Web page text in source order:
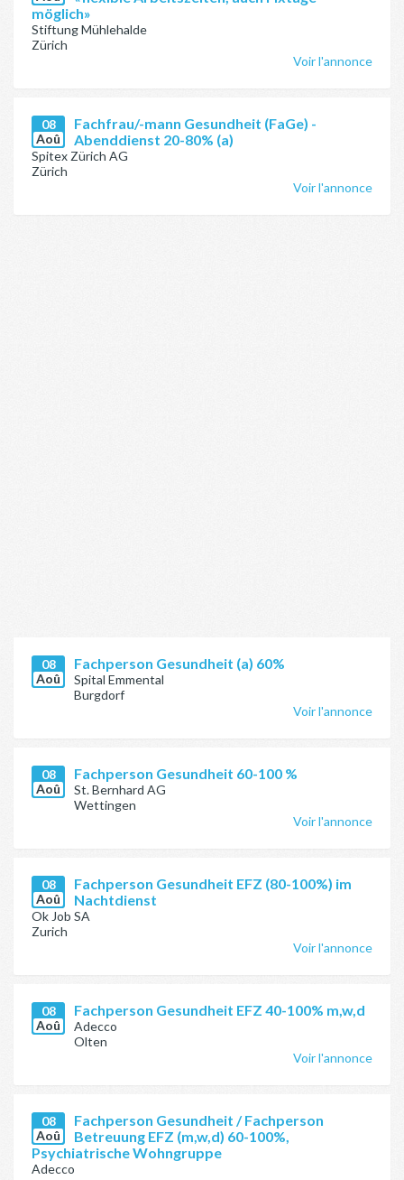
möglich»
Stiftung Mühlehalde
Zürich
Voir l'annonce
08
Aoû
Fachfrau/-mann Gesundheit (FaGe) -
Abenddienst 20-80% (a)
Spitex Zürich AG
Zürich
Voir l'annonce
08
Aoû
Fachperson Gesundheit (a) 60%
Spital Emmental
Burgdorf
Voir l'annonce
08
Aoû
Fachperson Gesundheit 60-100 %
St. Bernhard AG
Wettingen
Voir l'annonce
08
Aoû
Fachperson Gesundheit EFZ (80-100%) im
Nachtdienst
Ok Job SA
Zurich
Voir l'annonce
08
Aoû
Fachperson Gesundheit EFZ 40-100% m,w,d
Adecco
Olten
Voir l'annonce
08
Aoû
Fachperson Gesundheit / Fachperson
Betreuung EFZ (m,w,d) 60-100%,
Psychiatrische Wohngruppe
Adecco